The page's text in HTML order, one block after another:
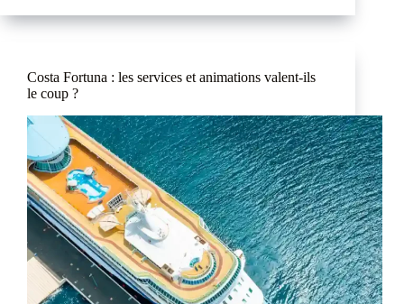
Costa Fortuna : les services et animations valent-ils
le coup ?